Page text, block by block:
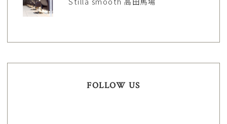
FOLLOW US